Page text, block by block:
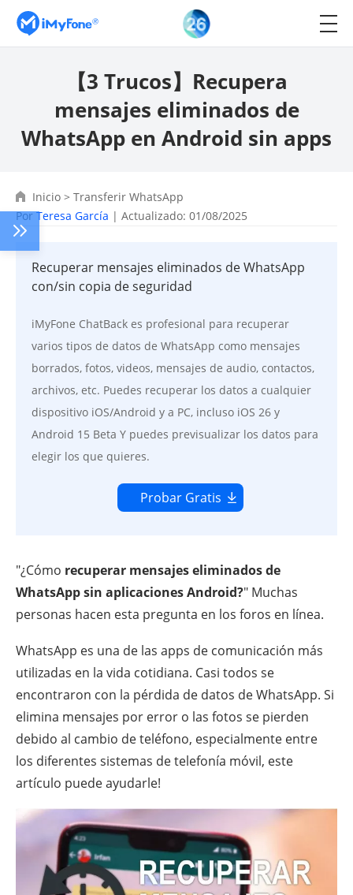
【3 Trucos】Recupera
mensajes eliminados de
WhatsApp en Android sin apps
Inicio > Transferir WhatsApp
PorTeresa García | Actualizado: 01/08/2025
Recuperar mensajes eliminados de WhatsApp
con/sin copia de seguridad
iMyFone ChatBack es profesional para recuperar
varios tipos de datos de WhatsApp como mensajes
borrados, fotos, videos, mensajes de audio, contactos,
archivos, etc. Puedes recuperar los datos a cualquier
dispositivo iOS/Android y a PC, incluso iOS 26 y
Android 15 Beta Y puedes previsualizar los datos para
elegir los que quieres.
Probar Gratis
"¿Cómo recuperar mensajes eliminados de
WhatsApp sin aplicaciones Android?" Muchas
personas hacen esta pregunta en los foros en línea.
WhatsApp es una de las apps de comunicación más
utilizadas en la vida cotidiana. Casi todos se
encontraron con la pérdida de datos de WhatsApp. Si
elimina mensajes por error o las fotos se pierden
debido al cambio de teléfono, especialmente entre
los diferentes sistemas de telefonía móvil, este
artículo puede ayudarle!